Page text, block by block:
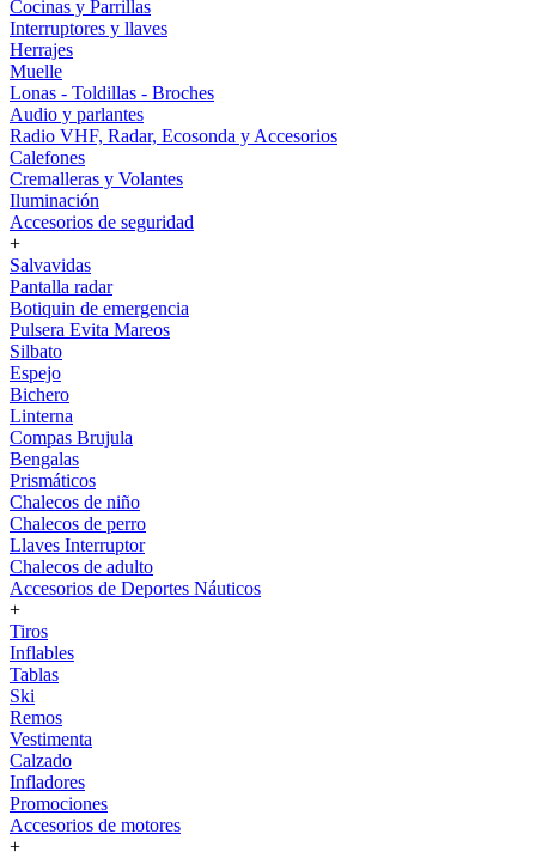
Cocinas y Parrillas
Interruptores y llaves
Herrajes
Muelle
Lonas - Toldillas - Broches
Audio y parlantes
Radio VHF, Radar, Ecosonda y Accesorios
Calefones
Cremalleras y Volantes
Iluminación
Accesorios de seguridad
+
Salvavidas
Pantalla radar
Botiquin de emergencia
Pulsera Evita Mareos
Silbato
Espejo
Bichero
Linterna
Compas Brujula
Bengalas
Prismáticos
Chalecos de niño
Chalecos de perro
Llaves Interruptor
Chalecos de adulto
Accesorios de Deportes Náuticos
+
Tiros
Inflables
Tablas
Ski
Remos
Vestimenta
Calzado
Infladores
Promociones
Accesorios de motores
+